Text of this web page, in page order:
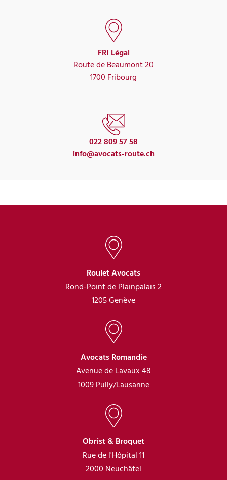
FRI Légal
Route de Beaumont 20
1700 Fribourg
022 809 57 58
info@avocats-route.ch
Roulet Avocats
Rond-Point de Plainpalais 2
1205 Genève
Avocats Romandie
Avenue de Lavaux 48
1009 Pully/Lausanne
Obrist & Broquet
Rue de l'Hôpital 11
2000 Neuchâtel